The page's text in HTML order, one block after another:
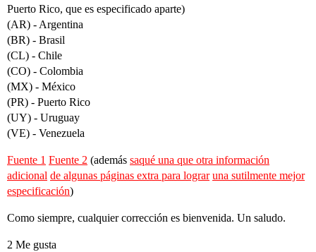
Puerto Rico, que es especificado aparte)
(AR) - Argentina
(BR) - Brasil
(CL) - Chile
(CO) - Colombia
(MX) - México
(PR) - Puerto Rico
(UY) - Uruguay
(VE) - Venezuela
Fuente 1 Fuente 2 (además saqué una que otra información
adicional de algunas páginas extra para lograr una sutilmente mejor
especificación)
Como siempre, cualquier corrección es bienvenida. Un saludo.
2 Me gusta